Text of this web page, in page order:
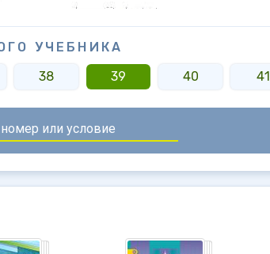
УЧЕБНИКА
38 39 40 41